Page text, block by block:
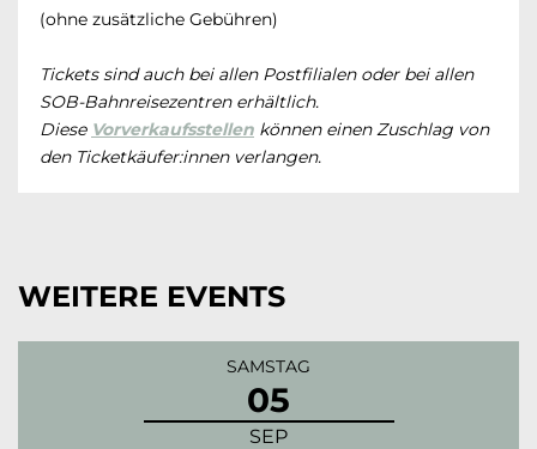
(ohne zusätzliche Gebühren)
Tickets sind auch bei allen Postfilialen oder bei allen
SOB-Bahnreisezentren erhältlich.
Diese Vorverkaufsstellen können einen Zuschlag von
den Ticketkäufer:innen verlangen.
WEITERE EVENTS
SAMSTAG
05
SEP